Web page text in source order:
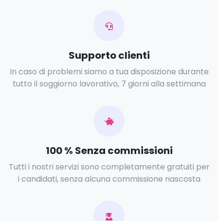
Supporto clienti
In caso di problemi siamo a tua disposizione durante
tutto il soggiorno lavorativo, 7 giorni alla settimana
100 % Senza commissioni
Tutti i nostri servizi sono completamente gratuiti per
i candidati, senza alcuna commissione nascosta